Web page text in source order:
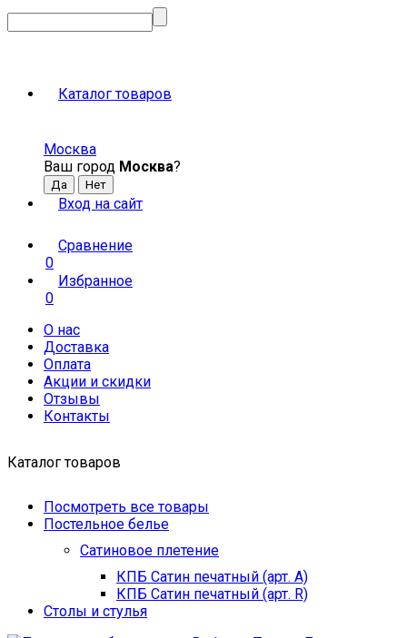
Каталог товаров
Москва
Ваш город Москва?
Вход на сайт
Сравнение
0
Избранное
0
О нас
Доставка
Оплата
Акции и скидки
Отзывы
Контакты
Каталог товаров
Посмотреть все товары
Постельное белье
Сатиновое плетение
КПБ Сатин печатный (арт. A)
КПБ Сатин печатный (арт. R)
Столы и стулья